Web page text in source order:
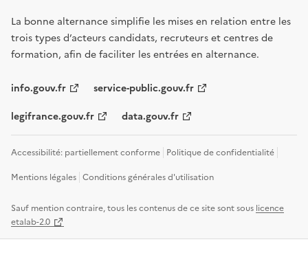
La bonne alternance simplifie les mises en relation entre les
trois types d’acteurs candidats, recruteurs et centres de
formation, afin de faciliter les entrées en alternance.
info.gouv.fr service-public.gouv.fr
legifrance.gouv.fr data.gouv.fr
Accessibilité: partiellement conforme Politique de confidentialité
Mentions légales Conditions générales d'utilisation
Sauf mention contraire, tous les contenus de ce site sont sous licence
etalab-2.0